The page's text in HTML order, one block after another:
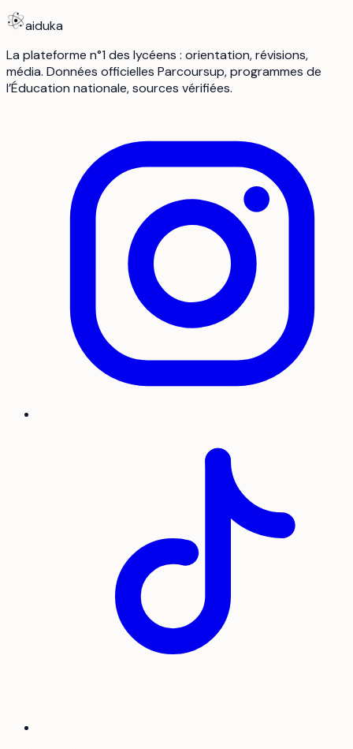
aiduka
La plateforme n°1 des lycéens : orientation, révisions,
média. Données officielles Parcoursup, programmes de
l’Éducation nationale, sources vérifiées.